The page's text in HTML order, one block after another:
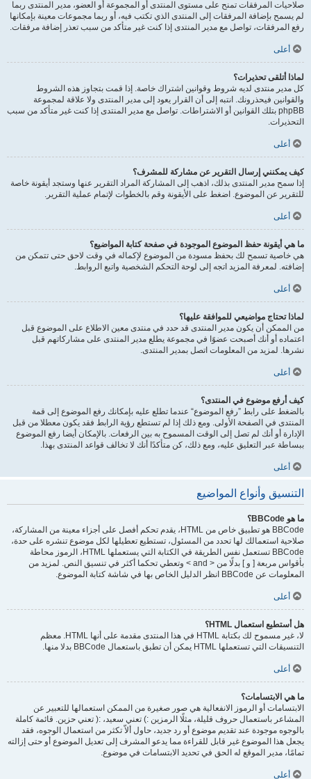
صلاحيات المرفقات تمنح على مستوى المنتدى أو المجموعة أو العضو، مدير المنتدى ربما
لم يسمح بإضافة المرفقات إلى المنتدى الذي تكتب فيه، أو ربما مجموعات معينة بإمكانها
رفع المرفقات، تواصل مع مدير المنتدى إذا كنت غير متأكد من سبب تعذر إضافة مرفقات.
أعلى
لماذا أتلقى تحذيرات؟
كل مدير منتدى لديه شروط وقوانين اشتراك خاصة. إذا قمت بتجاوز هذه الشروط
والقوانين فيحذرونك. انتبه إلى أن القرار يعود إلى مدير المنتدى ولا علاقة لمجموعة
phpBB بتلك القوانين أو الاشتراطات. تواصل مع مدير المنتدى إذا كنت غير متأكد من سبب
التحذيرات.
أعلى
كيف يمكنني إرسال التقرير عن مشاركة للمشرف؟
إذا سمح مدير المنتدى بذلك، اذهب إلى المشاركة المراد التقرير عنها وستجد أيقونة خاصة
للتقرير عن الموضوع. اضغط على الأيقونة وقم بالخطوات لإتمام عملية التقرير.
أعلى
ما هي أيقونة حفظ الموضوع الموجودة في صفحة كتابة المواضيع؟
هي خاصية تسمح لك بحفظ مسودة من الموضوع لإكماله في وقت لاحق حتى تتمكن من
إضافته. لمعرفة المزيد اتجه إلى لوحة التحكم الشخصية واتبع الروابط.
أعلى
لماذا تحتاج مواضيعي للموافقة عليها؟
من الممكن أن يكون مدير المنتدى قد حدد في منتدى معين الاطلاع على الموضوع قبل
اعتماده أو أنك أصبحت عضوًا في مجموعة يطلع مدير المنتدى على مشاركاتهم قبل
نشرها. لمزيد من المعلومات اتصل بمدير المنتدى.
أعلى
كيف أرفع موضوع في المنتدى؟
بالضغط على رابط ”رفع الموضوع“ عندما تطلع عليه بإمكانك رفع الموضوع إلى قمة
المنتدى في الصفحة الأولى. ومع ذلك إذا لم تستطع رؤية الرابط فقد يكون معطلا من قبل
الإدارة أو أنك لم تصل إلى الوقت المسموح به بين الرفعات. بالإمكان أيضا رفع الموضوع
ببساطة عبر التعليق عليه، ومع ذلك، كن متأكدًا أنك لا تخالف قواعد المنتدى بهذا.
أعلى
التنسيق وأنواع المواضيع
ما هو BBCode؟
BBCode هو تطبيق خاص من HTML، يقدم تحكم أفصل على أجزاء معينة من المشاركة،
صلاحية استعمالك لها تحدد من المسئول، تستطيع تعطيلها لكل موضوع تنشره على حدة،
BBCode تستعمل نفس الطريقة في الكتابة التي يستعملها HTML، الرموز محاطة
بأقواس مربعة [ و ] بدلًا من < and > وتعطي تحكما أكثر في تنسيق النص. لمزيد من
المعلومات عن BBCode انظر الدليل الخاص بها في شاشة كتابة الموضوع.
أعلى
هل أستطيع استعمال HTML؟
لا، غير مسموح لك بكتابة HTML في هذا المنتدى مقدمة على أنها HTML. معظم
التنسيقات التي تستعملها HTML يمكن أن تطبق باستعمال BBCode بدلا منها.
أعلى
ما هي الابتسامات؟
الابتسامات أو الرموز الانفعالية هي صور صغيرة من الممكن استعمالها للتعبير عن
المشاعر باستعمال حروف قليلة، مثلًا الرمزين :) تعني سعيد، :( تعني حزين. قائمة كاملة
بالوجوه موجودة عند تقديم موضوع أو رد جديد، حاول ألاّ تكثر من استعمال الوجوه، فقد
يجعل هذا الموضوع غير قابل للقراءة مما يدعو المشرف إلى تعديل الموضوع أو حتى إزالته
تمامًا، مدير الموقع له الحق في تحديد الابتسامات في موضوع.
أعلى